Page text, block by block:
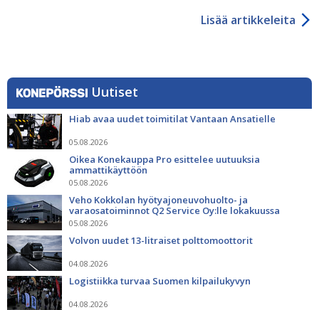
Lisää artikkeleita
Uutiset
Hiab avaa uudet toimitilat Vantaan Ansatielle
05.08.2026
Oikea Konekauppa Pro esittelee uutuuksia
ammattikäyttöön
05.08.2026
Veho Kokkolan hyötyajoneuvohuolto- ja
varaosatoiminnot Q2 Service Oy:lle lokakuussa
05.08.2026
Volvon uudet 13-litraiset polttomoottorit
04.08.2026
Logistiikka turvaa Suomen kilpailukyvyn
04.08.2026